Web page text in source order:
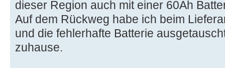
dieser Region auch mit einer 60Ah
Auf dem Rückweg habe ich beim
und die fehlerhafte Batterie
zuhause.